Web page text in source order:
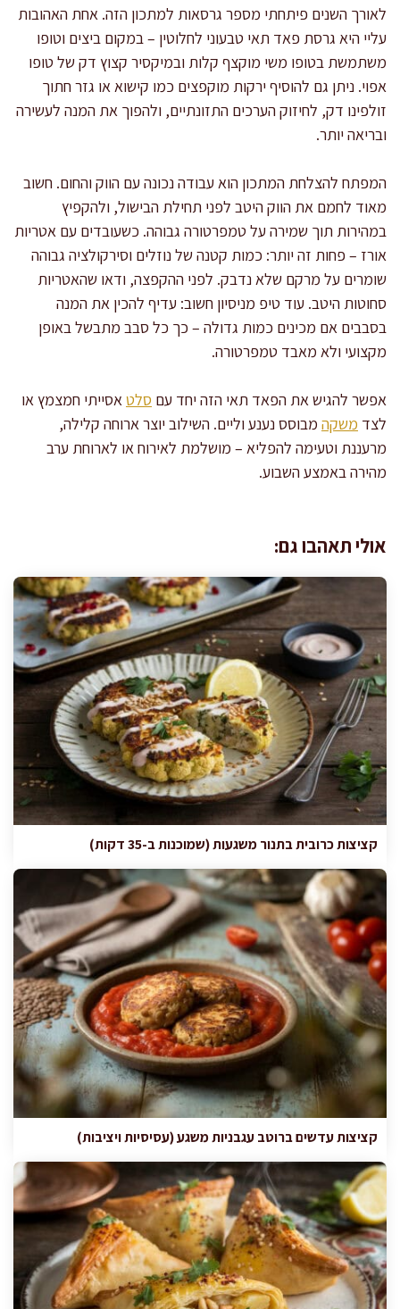
לאורך השנים פיתחתי מספר גרסאות למתכון הזה. אחת האהובות
עליי היא גרסת פאד תאי טבעוני לחלוטין – במקום ביצים וטופו
משתמשת בטופו משי מוקצף קלות ובמיקסיר קצוץ דק של טופו
אפוי. ניתן גם להוסיף ירקות מוקפצים כמו קישוא או גזר חתוך
זולפינו דק, לחיזוק הערכים התזונתיים, ולהפוך את המנה לעשירה
ובריאה יותר.
המפתח להצלחת המתכון הוא עבודה נכונה עם הווק והחום. חשוב
מאוד לחמם את הווק היטב לפני תחילת הבישול, ולהקפיץ
במהירות תוך שמירה על טמפרטורה גבוהה. כשעובדים עם אטריות
אורז – פחות זה יותר: כמות קטנה של נוזלים וסירקולציה גבוהה
שומרים על מרקם שלא נדבק. לפני ההקפצה, ודאו שהאטריות
סחוטות היטב. עוד טיפ מניסיון חשוב: עדיף להכין את המנה
בסבבים אם מכינים כמות גדולה – כך כל סבב מתבשל באופן
מקצועי ולא מאבד טמפרטורה.
אפשר להגיש את הפאד תאי הזה יחד עם סלט אסייתי חמצמץ או
לצד משקה מבוסס נענע וליים. השילוב יוצר ארוחה קלילה,
מרעננת וטעימה להפליא – מושלמת לאירוח או לארוחת ערב
מהירה באמצע השבוע.
אולי תאהבו גם:
קציצות כרובית בתנור משגעות (שמוכנות ב-35 דקות)
קציצות עדשים ברוטב עגבניות משגע (עסיסיות ויציבות)